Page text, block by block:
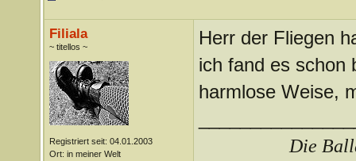
Filiala
~ titellos ~
Registriert seit: 04.01.2003
Ort: in meiner Welt
Herr der Fliegen
ich fand es schon
harmlose Weise,
Die